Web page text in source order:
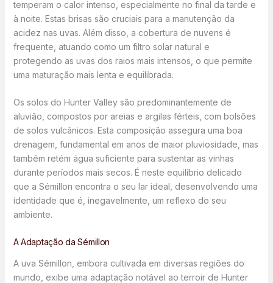
temperam o calor intenso, especialmente no final da tarde e
à noite. Estas brisas são cruciais para a manutenção da
acidez nas uvas. Além disso, a cobertura de nuvens é
frequente, atuando como um filtro solar natural e
protegendo as uvas dos raios mais intensos, o que permite
uma maturação mais lenta e equilibrada.
Os solos do Hunter Valley são predominantemente de
aluvião, compostos por areias e argilas férteis, com bolsões
de solos vulcânicos. Esta composição assegura uma boa
drenagem, fundamental em anos de maior pluviosidade, mas
também retém água suficiente para sustentar as vinhas
durante períodos mais secos. É neste equilíbrio delicado
que a Sémillon encontra o seu lar ideal, desenvolvendo uma
identidade que é, inegavelmente, um reflexo do seu
ambiente.
A Adaptação da Sémillon
A uva Sémillon, embora cultivada em diversas regiões do
mundo, exibe uma adaptação notável ao terroir de Hunter